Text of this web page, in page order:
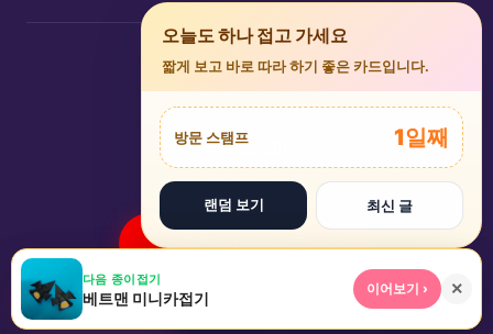
오늘도 하나 접고 가세요
짧게 보고 바로 따라 하기 좋은 카드입니다.
방문 스탬프 1일째
랜덤 보기 최신 글
+
앱 설치
⌕
검색
🦢
작은슥슥이
종이접기 전문 커뮤니티 플랫폼
유튜브에서 구독하기
다음 종이접기
베트맨 미니카접기
이어보기 › ×